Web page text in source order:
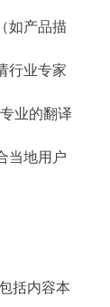
如产品描
行业专家
业的翻译
当地用户
括内容本